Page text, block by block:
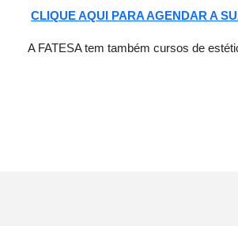
CLIQUE AQUI PARA AGENDAR A
A FATESA tem também cursos de